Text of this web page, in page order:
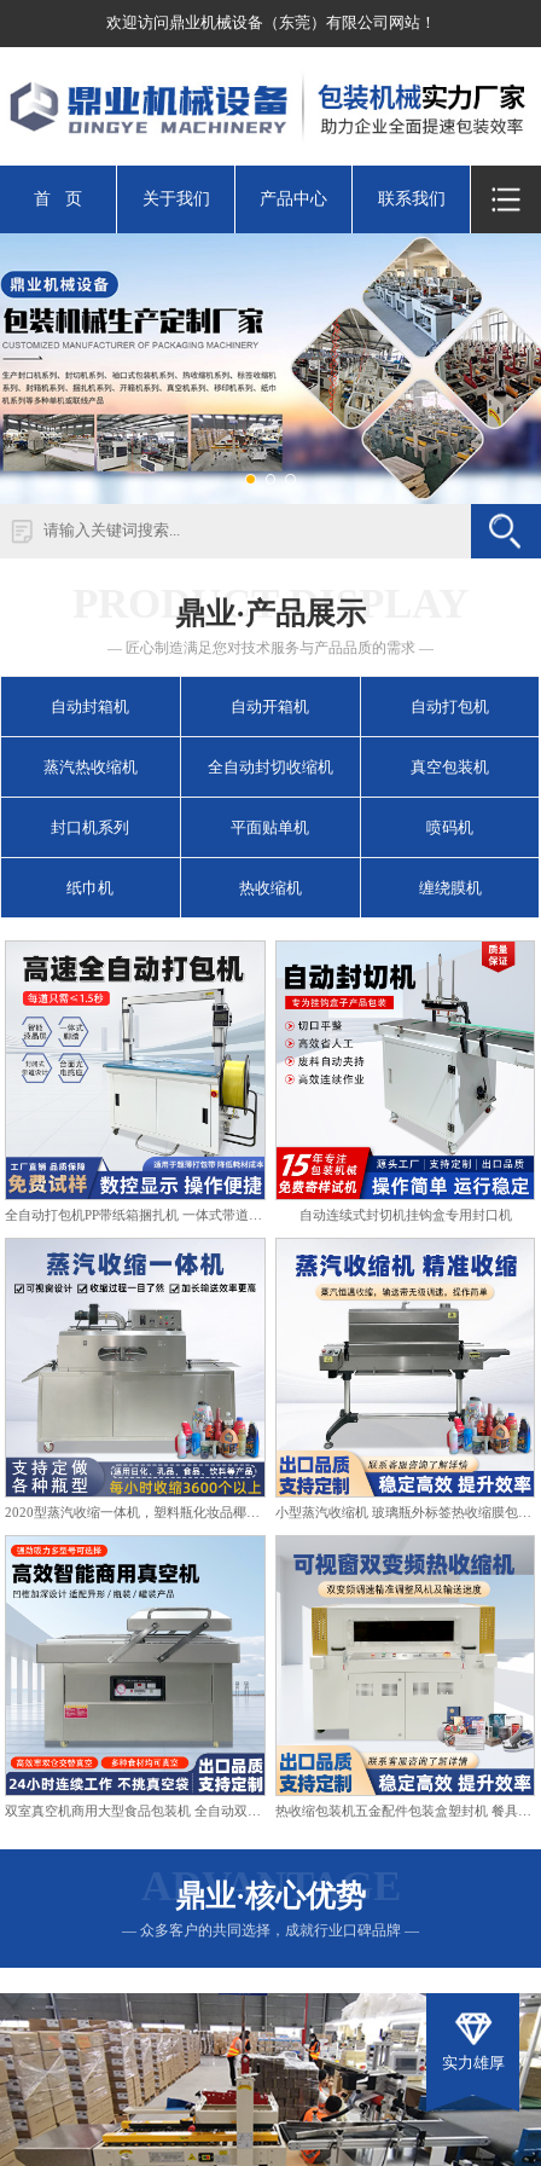
欢迎访问鼎业机械设备（东莞）有限公司网站！
首 页 关于我们 产品中心 联系我们
PRODUCT DISPLAY
鼎业·产品展示
— 匠心制造满足您对技术服务与产品品质的需求 —
自动封箱机 自动开箱机 自动打包机
蒸汽热收缩机 全自动封切收缩机 真空包装机
封口机系列 平面贴单机 喷码机
纸巾机 热收缩机 缠绕膜机
自动连续式封切机挂钩盒专用封口机
ADVANTAGE
鼎业·核心优势
— 众多客户的共同选择，成就行业口碑品牌 —
实力雄厚